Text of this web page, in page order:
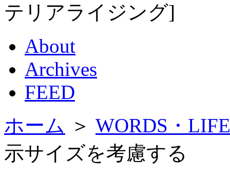
テリアライジング]
About
Archives
FEED
ホーム ＞ WORDS・
示サイズを考慮する